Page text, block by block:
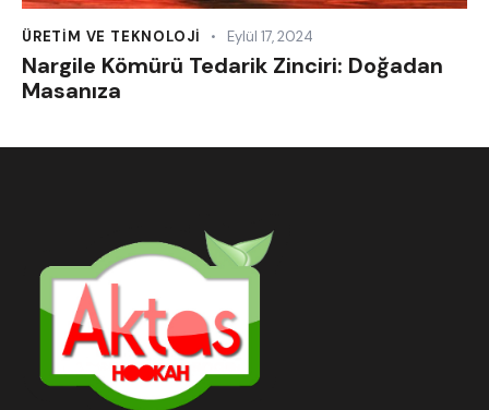
ÜRETIM VE TEKNOLOJI Eylül 17, 2024
Nargile Kömürü Tedarik Zinciri: Doğadan
Masanıza